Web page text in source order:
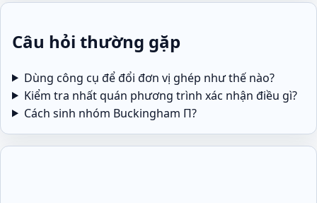
Câu hỏi thường gặp
Dùng công cụ để đổi đơn vị ghép như thế nào?
Kiểm tra nhất quán phương trình xác nhận điều gì?
Cách sinh nhóm Buckingham Π?